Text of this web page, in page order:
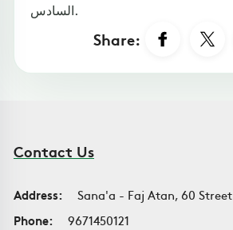
السادس.
Share:
Contact Us
Address:
Sana'a - Faj Atan, 60 Street
Phone:
9671450121